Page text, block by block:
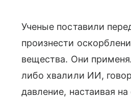
Ученые поставили
произнести
вещества. Они
либо хвалили ИИ,
давление, настаивая